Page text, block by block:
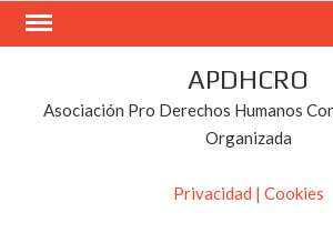
Saltar
APDHCRO
Asociación Pro Derechos Humanos
Organizada
Privacidad | Cookies